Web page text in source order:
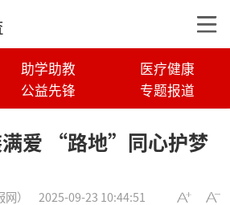
助学助教
医疗健康
公益先锋 专题报道
爱 “路地”同心护梦
） 2025-09-23 10:44:51